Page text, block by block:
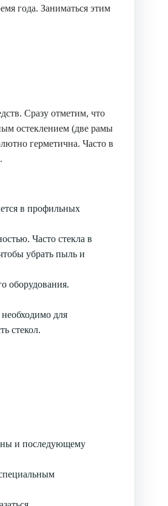
года. Заниматься этим
Сразу отметим, что
остеклением (две рамы
герметична. Часто в
в профильных
Часто стекла в
убрать пыль и
оборудования.
для
стекол.
и последующему